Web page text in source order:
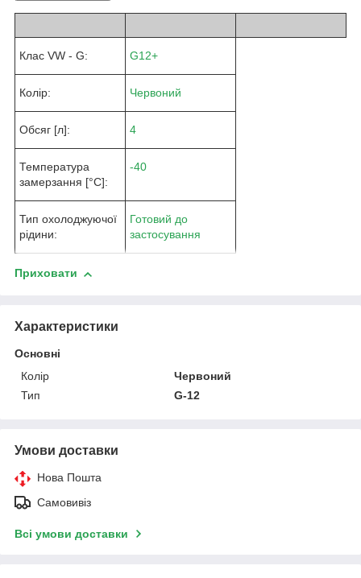
Клас VW - G: G12+
Колір: Червоний
Обсяг [л]: 4
Температура
замерзання [°C]:
-40
Тип охолоджуючої
рідини:
Готовий до
застосування
Приховати
Характеристики
Основні
Колір
Червоний
Тип
G-12
Умови доставки
Нова Пошта
Самовивіз
Всі умови доставки